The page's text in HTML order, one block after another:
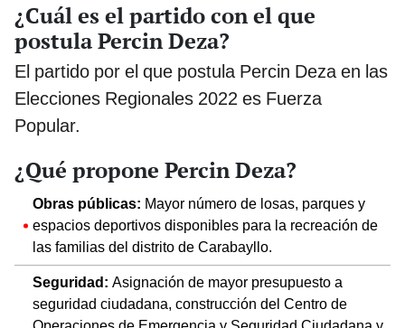
¿Cuál es el partido con el que
postula Percin Deza?
El partido por el que postula Percin Deza en las
Elecciones Regionales 2022 es Fuerza
Popular.
¿Qué propone Percin Deza?
Obras públicas: Mayor número de losas, parques y
espacios deportivos disponibles para la recreación de
las familias del distrito de Carabayllo.
Seguridad: Asignación de mayor presupuesto a
seguridad ciudadana, construcción del Centro de